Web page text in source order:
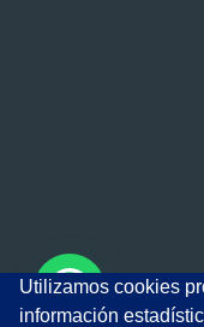
Utilizamos cookies
información